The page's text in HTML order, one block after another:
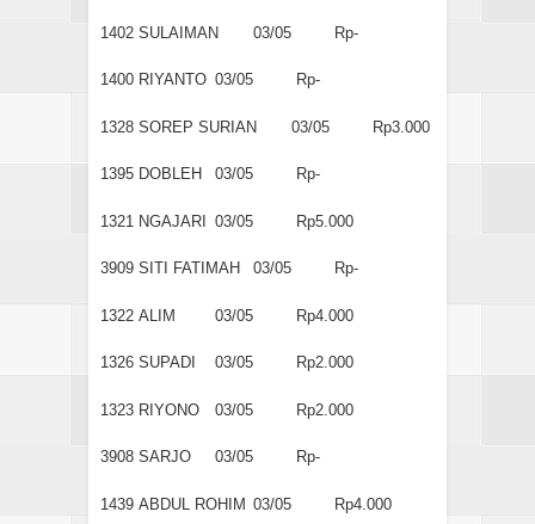
1402 SULAIMAN 03/05 Rp-
1400 RIYANTO 03/05 Rp-
1328 SOREP SURIAN 03/05 Rp3.000
1395 DOBLEH 03/05 Rp-
1321 NGAJARI 03/05 Rp5.000
3909 SITI FATIMAH 03/05 Rp-
1322 ALIM 03/05 Rp4.000
1326 SUPADI 03/05 Rp2.000
1323 RIYONO 03/05 Rp2.000
3908 SARJO 03/05 Rp-
1439 ABDUL ROHIM 03/05 Rp4.000